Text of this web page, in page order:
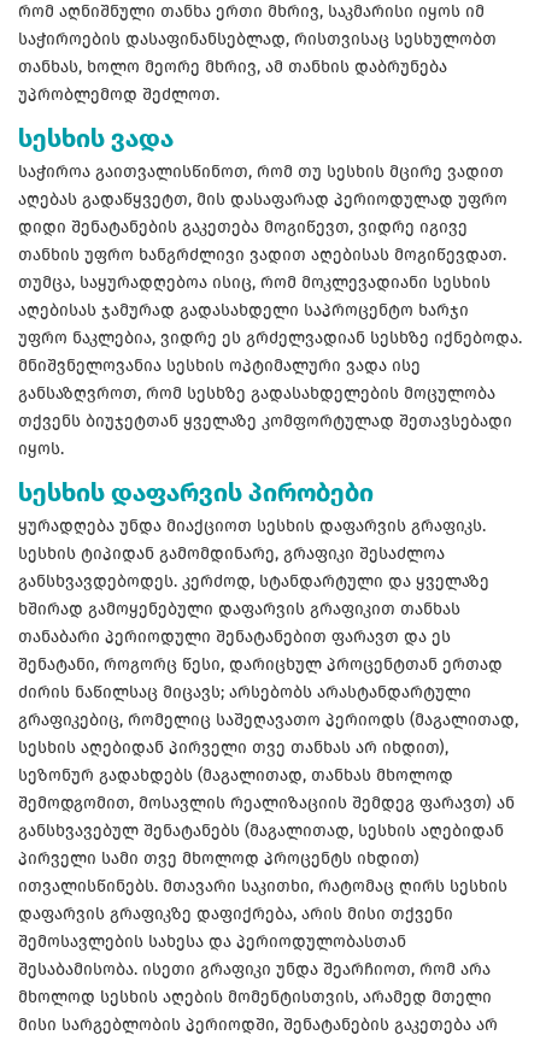
რომ აღნიშნული თანხა ერთი მხრივ, საკმარისი იყოს იმ
საჭიროების დასაფინანსებლად, რისთვისაც სესხულობთ
თანხას, ხოლო მეორე მხრივ, ამ თანხის დაბრუნება
უპრობლემოდ შეძლოთ.
სესხის ვადა
საჭიროა გაითვალისწინოთ, რომ თუ სესხის მცირე ვადით
აღებას გადაწყვეტთ, მის დასაფარად პერიოდულად უფრო
დიდი შენატანების გაკეთება მოგიწევთ, ვიდრე იგივე
თანხის უფრო ხანგრძლივი ვადით აღებისას მოგიწევდათ.
თუმცა, საყურადღებოა ისიც, რომ მოკლევადიანი სესხის
აღებისას ჯამურად გადასახდელი საპროცენტო ხარჯი
უფრო ნაკლებია, ვიდრე ეს გრძელვადიან სესხზე იქნებოდა.
მნიშვნელოვანია სესხის ოპტიმალური ვადა ისე
განსაზღვროთ, რომ სესხზე გადასახდელების მოცულობა
თქვენს ბიუჯეტთან ყველაზე კომფორტულად შეთავსებადი
იყოს.
სესხის დაფარვის პირობები
ყურადღება უნდა მიაქციოთ სესხის დაფარვის გრაფიკს.
სესხის ტიპიდან გამომდინარე, გრაფიკი შესაძლოა
განსხვავდებოდეს. კერძოდ, სტანდარტული და ყველაზე
ხშირად გამოყენებული დაფარვის გრაფიკით თანხას
თანაბარი პერიოდული შენატანებით ფარავთ და ეს
შენატანი, როგორც წესი, დარიცხულ პროცენტთან ერთად
ძირის ნაწილსაც მიცავს; არსებობს არასტანდარტული
გრაფიკებიც, რომელიც საშეღავათო პერიოდს (მაგალითად,
სესხის აღებიდან პირველი თვე თანხას არ იხდით),
სეზონურ გადახდებს (მაგალითად, თანხას მხოლოდ
შემოდგომით, მოსავლის რეალიზაციის შემდეგ ფარავთ) ან
განსხვავებულ შენატანებს (მაგალითად, სესხის აღებიდან
პირველი სამი თვე მხოლოდ პროცენტს იხდით)
ითვალისწინებს. მთავარი საკითხი, რატომაც ღირს სესხის
დაფარვის გრაფიკზე დაფიქრება, არის მისი თქვენი
შემოსავლების სახესა და პერიოდულობასთან
შესაბამისობა. ისეთი გრაფიკი უნდა შეარჩიოთ, რომ არა
მხოლოდ სესხის აღების მომენტისთვის, არამედ მთელი
მისი სარგებლობის პერიოდში, შენატანების გაკეთება არ